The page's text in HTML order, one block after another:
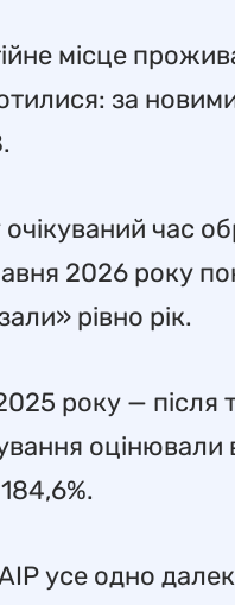
місце
за
час
2026 року
рівно рік.
року — після
оцінювали
усе одно